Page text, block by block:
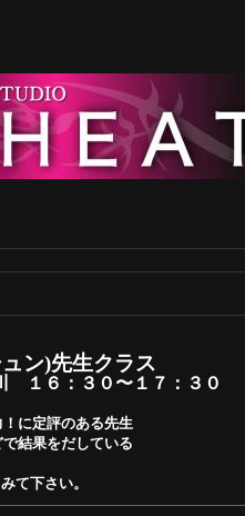
ン)先生クラス
１６：３０〜１７：３０
に定評のある先生
結果をだしている
て下さい。